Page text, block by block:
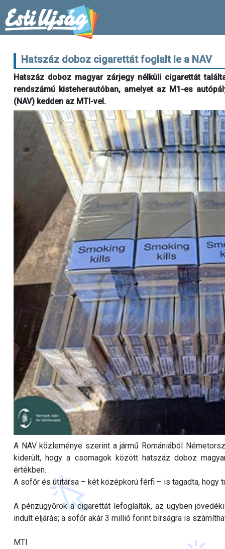
Hatszáz doboz cigarettát foglalt le a NAV
Hatszáz doboz magyar zárjegy nélküli cigarettát
rendszámú kisteherautóban, amelyet az M1-es
(NAV) kedden az MTI-vel.
A NAV közleménye szerint a jármű Romániából
kiderült, hogy a csomagok között hatszáz doboz
értékben.
A sofőr és útitársa – két középkorú férfi – is tagadta, hogy
A pénzügyőrök a cigarettát lefoglalták, az ügyben
indult eljárás; a sofőr akár 3 millió forint bírságra is
MTI